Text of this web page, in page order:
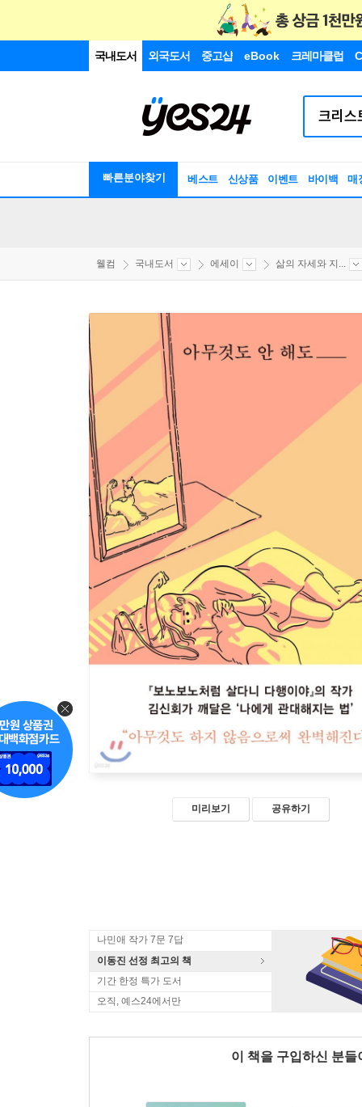
국내도서 외국도서 중고샵 eBook 크레마클럽
빠른분야찾기 베스트 신상품 이벤트 바이백 매
웰컴 국내도서 에세이 삶의 자세와 지...
미리보기 공유하기
나민애 작가 7문 7답
이동진 선정 최고의 책
기간 한정 특가 도서
오직, 예스24에서만
이 책을 구입하신 분